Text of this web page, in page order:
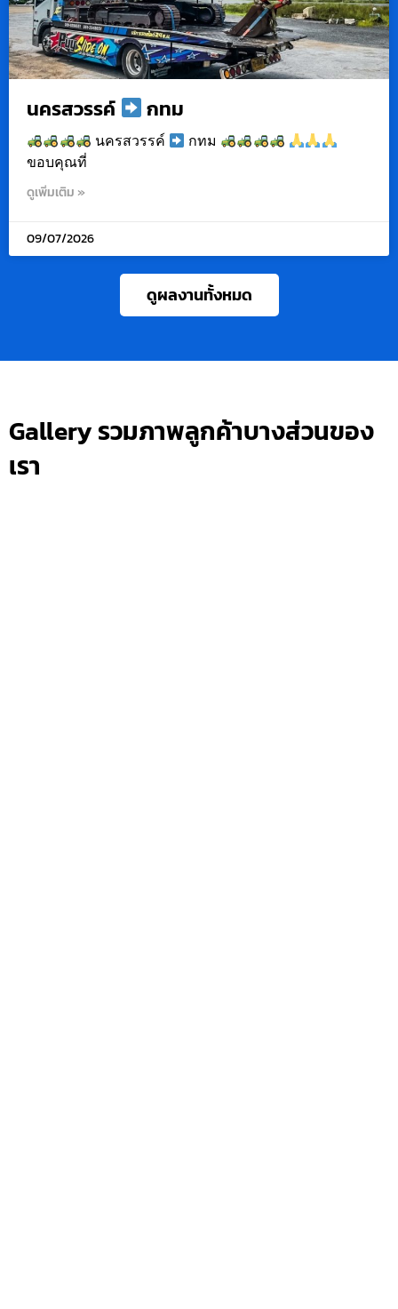
นครสวรรค์ กทม
นครสวรรค์
กทม
ขอบคุณที่
ดูเพิ่มเติม »
09/07/2026
ดูผลงานทั้งหมด
Gallery รวมภาพลูกค้าบางส่วนของ
เรา